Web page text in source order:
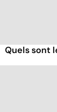
Quels sont